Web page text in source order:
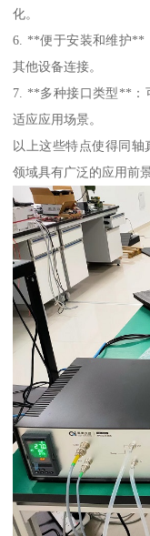
化。
6. **便于安装和维护**
其他设备连接。
7. **多种接口类型**：
适应应用场景。
以上这些特点使得同
领域具有广泛的应用前景